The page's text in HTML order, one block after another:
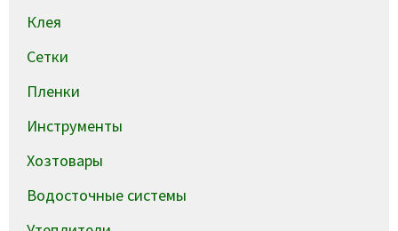
Клея
Сетки
Пленки
Инструменты
Хозтовары
Водосточные системы